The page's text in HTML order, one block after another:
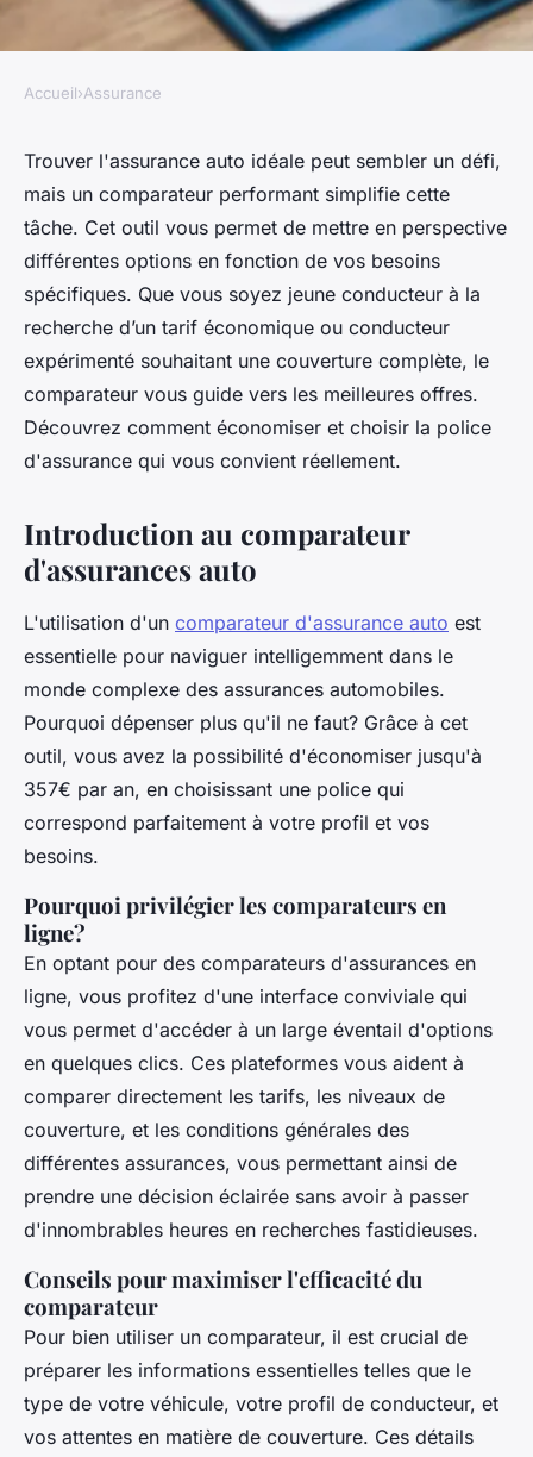
Trouvez l'assurance auto
idéale grâce au comparateur
performant
Jade•21 mars 2025•5 min de lecture
Accueil›Assurance
Trouver l'assurance auto idéale peut sembler un défi,
mais un comparateur performant simplifie cette
tâche. Cet outil vous permet de mettre en perspective
différentes options en fonction de vos besoins
spécifiques. Que vous soyez jeune conducteur à la
recherche d’un tarif économique ou conducteur
expérimenté souhaitant une couverture complète, le
comparateur vous guide vers les meilleures offres.
Découvrez comment économiser et choisir la police
d'assurance qui vous convient réellement.
Introduction au comparateur
d'assurances auto
L'utilisation d'un comparateur d'assurance auto est
essentielle pour naviguer intelligemment dans le
monde complexe des assurances automobiles.
Pourquoi dépenser plus qu'il ne faut? Grâce à cet
outil, vous avez la possibilité d'économiser jusqu'à
357€ par an, en choisissant une police qui
correspond parfaitement à votre profil et vos
besoins.
Pourquoi privilégier les comparateurs en
ligne?
En optant pour des comparateurs d'assurances en
ligne, vous profitez d'une interface conviviale qui
vous permet d'accéder à un large éventail d'options
en quelques clics. Ces plateformes vous aident à
comparer directement les tarifs, les niveaux de
couverture, et les conditions générales des
différentes assurances, vous permettant ainsi de
prendre une décision éclairée sans avoir à passer
d'innombrables heures en recherches fastidieuses.
Conseils pour maximiser l'efficacité du
comparateur
Pour bien utiliser un comparateur, il est crucial de
préparer les informations essentielles telles que le
type de votre véhicule, votre profil de conducteur, et
vos attentes en matière de couverture. Ces détails